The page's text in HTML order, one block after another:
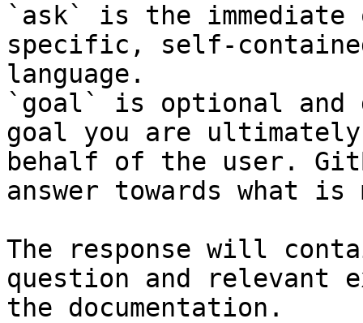
`ask` is the
specific, self-
language.
`goal` is optional and
goal you are
behalf of the user.
answer towards what
The response will
question and relevant
the documentation.